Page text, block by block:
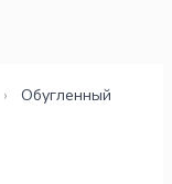
›
Обугленный